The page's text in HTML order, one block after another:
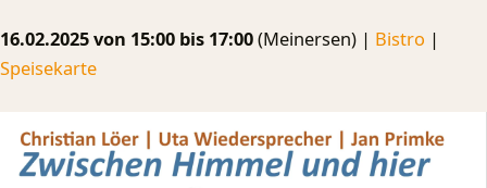
16.02.2025 von 15:00 bis 17:00(Meinersen) | Bistro |
Speisekarte